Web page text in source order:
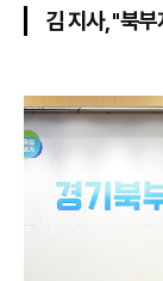
김 지사, "북